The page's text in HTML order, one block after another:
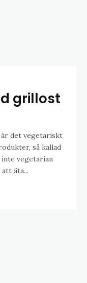
grillost
det vegetariskt
så kallad
vegetarian
äta...